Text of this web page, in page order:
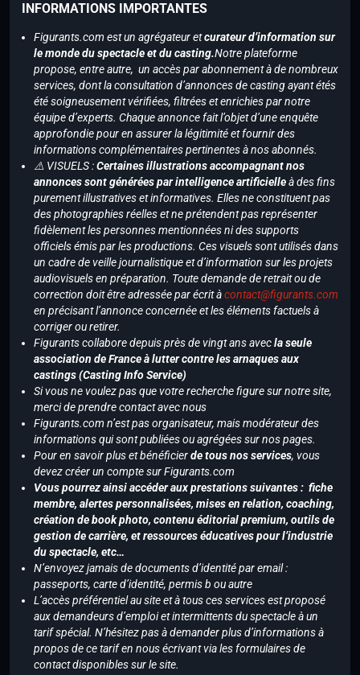
INFORMATIONS IMPORTANTES
Figurants.com est un agrégateur etcurateur d’information sur
le monde du spectacle et du casting.Notre plateforme
propose, entre autre, un accès par abonnement à de nombreux
services, dont la consultation d’annonces de casting ayant étés
été soigneusement vérifiées, filtrées et enrichies par notre
équipe d’experts. Chaque annonce fait l’objet d’une enquête
approfondie pour en assurer la légitimité et fournir des
informations complémentaires pertinentes à nos abonnés.
⚠️ VISUELS :Certaines illustrations accompagnant nos
annonces sont générées par intelligence artificielleà des fins
purement illustratives et informatives. Elles ne constituent pas
des photographies réelles et ne prétendent pas représenter
fidèlement les personnes mentionnées ni des supports
officiels émis par les productions. Ces visuels sont utilisés dans
un cadre de veille journalistique et d’information sur les projets
audiovisuels en préparation. Toute demande de retrait ou de
correction doit être adressée par écrit àcontact@figurants.com
en précisant l’annonce concernée et les éléments factuels à
corriger ou retirer.
Figurants collabore depuis près de vingt ans avecla seule
association de France à lutter contre les arnaques aux
castings (Casting Info Service)
Si vous ne voulez pas que votre recherche figure sur notre site,
merci de prendre contact avec nous
Figurants.com n’est pas organisateur, mais modérateur des
informations qui sont publiées ou agrégées sur nos pages.
Pour en savoir plus et bénéficierde tous nos services, vous
devez créer un compte sur Figurants.com
Vous pourrez ainsi accéder aux prestations suivantes : fiche
membre, alertes personnalisées, mises en relation, coaching,
création de book photo, contenu éditorial premium, outils de
gestion de carrière, et ressources éducatives pour l’industrie
du spectacle, etc…
N’envoyez jamais de documents d’identité par email :
passeports, carte d’identité, permis b ou autre
L’accès préférentiel au site et à tous ces services est proposé
aux demandeurs d’emploi et intermittents du spectacle à un
tarif spécial. N’hésitez pas à demander plus d’informations à
propos de ce tarif en nous écrivant via les formulaires de
contact disponibles sur le site.